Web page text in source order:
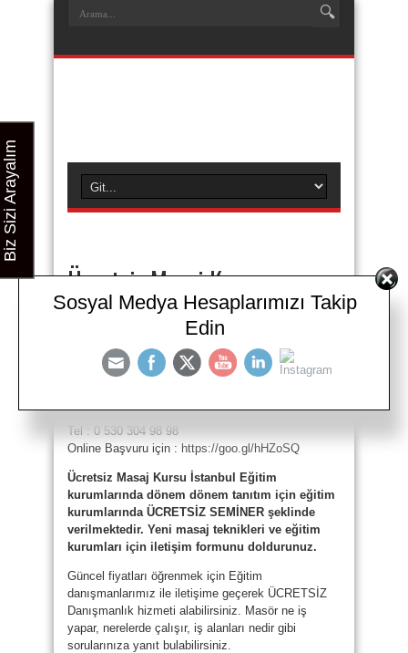
Ücretsiz Masaj Kursu
İstanbul
Ücretsiz Masaj Kursu İstanbul
Tel : 0 530 304 98 98
Online Başvuru için : https://goo.gl/hHZoSQ
Ücretsiz Masaj Kursu İstanbul Eğitim
kurumlarında dönem dönem tanıtım için eğitim
kurumlarında ÜCRETSİZ SEMİNER şeklinde
verilmektedir. Yeni masaj teknikleri ve eğitim
kurumları için iletişim formunu doldurunuz.
Güncel fiyatları öğrenmek için Eğitim
danışmanlarımız ile iletişime geçerek ÜCRETSİZ
Danışmanlık hizmeti alabilirsiniz. Masör ne iş
yapar, nerelerde çalışır, iş alanları nedir gibi
sorularınıza yanıt bulabilirsiniz.
Biz Sizi Arayalım
Sosyal Medya Hesaplarımızı Takip
Edin